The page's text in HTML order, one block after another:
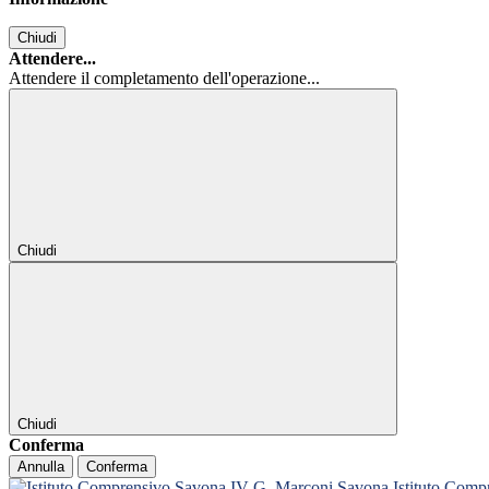
Chiudi
Attendere...
Attendere il completamento dell'operazione...
Chiudi
Chiudi
Conferma
Annulla Conferma